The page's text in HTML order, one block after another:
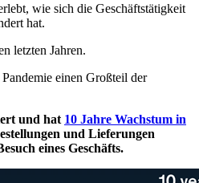
wie sich die Geschäftstätigkeit
hat.
letzten Jahren.
einen Großteil der
und hat 10 Jahre Wachstum in
und Lieferungen
eines Geschäfts.